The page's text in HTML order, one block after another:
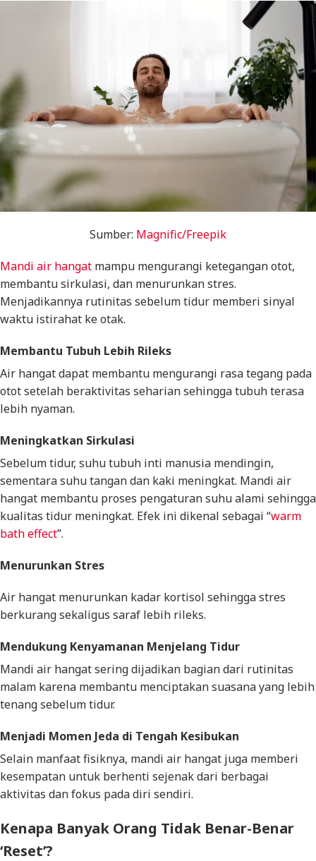
Sumber: Magnific/Freepik
Mandi air hangat mampu mengurangi ketegangan otot,
membantu sirkulasi, dan menurunkan stres.
Menjadikannya rutinitas sebelum tidur memberi sinyal
waktu istirahat ke otak.
Membantu Tubuh Lebih Rileks
Air hangat dapat membantu mengurangi rasa tegang pada
otot setelah beraktivitas seharian sehingga tubuh terasa
lebih nyaman.
Meningkatkan Sirkulasi
Sebelum tidur, suhu tubuh inti manusia mendingin,
sementara suhu tangan dan kaki meningkat. Mandi air
hangat membantu proses pengaturan suhu alami sehingga
kualitas tidur meningkat. Efek ini dikenal sebagai “warm
bath effect”.
Menurunkan Stres
Air hangat menurunkan kadar kortisol sehingga stres
berkurang sekaligus saraf lebih rileks.
Mendukung Kenyamanan Menjelang Tidur
Mandi air hangat sering dijadikan bagian dari rutinitas
malam karena membantu menciptakan suasana yang lebih
tenang sebelum tidur.
Menjadi Momen Jeda di Tengah Kesibukan
Selain manfaat fisiknya, mandi air hangat juga memberi
kesempatan untuk berhenti sejenak dari berbagai
aktivitas dan fokus pada diri sendiri.
Kenapa Banyak Orang Tidak Benar-Benar
‘Reset’?